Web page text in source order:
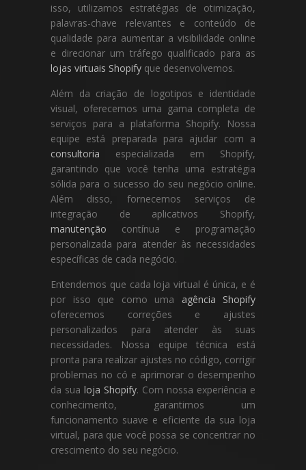
isso, utilizamos estratégias de otimização,
palavras-chave relevantes e conteúdo de
qualidade para aumentar a visibilidade online
e direcionar um tráfego qualificado para as
lojas virtuais Shopify que desenvolvemos.
Além da criação de logotipos e identidade
visual, oferecemos uma gama completa de
serviços para a plataforma Shopify. Nossa
equipe está preparada para ajudar com a
consultoria especializada em Shopify,
garantindo que você tenha uma estratégia
sólida para o sucesso do seu negócio online.
Além disso, fornecemos serviços de
integração de aplicativos Shopify,
manutenção contínua e programação
personalizada para atender às necessidades
específicas de cada negócio.
Entendemos que cada loja virtual é única, e é
por isso que como uma agência Shopify
oferecemos correções e ajustes
personalizados para atender às suas
necessidades. Nossa equipe técnica está
pronta para realizar ajustes no código, corrigir
problemas no có e aprimorar o desempenho
da sua loja Shopify. Com nossa experiência e
conhecimento, garantimos um
funcionamento suave e eficiente da sua loja
virtual, para que você possa se concentrar no
crescimento do seu negócio.